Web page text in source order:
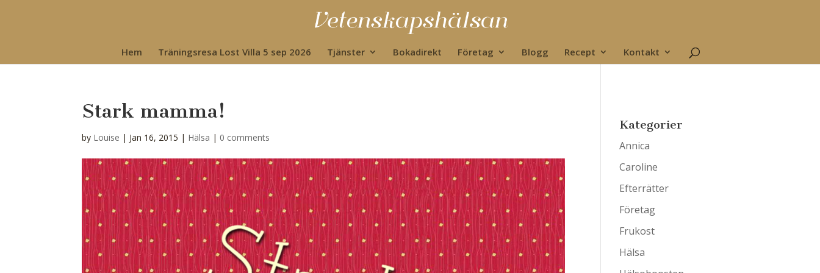
Hem Träningsresa Lost Villa 5 sep 2026 Tjänster Bokadirekt Företag Blogg Recept Kontakt
Stark mamma!
by Louise | Jan 16, 2015 | Hälsa | 0 comments
Kategorier
Annica
Caroline
Efterrätter
Företag
Frukost
Hälsa